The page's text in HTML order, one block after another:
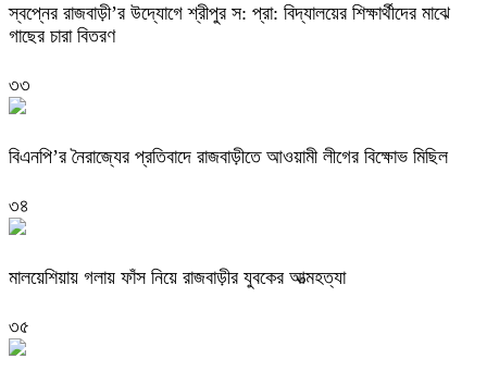
স্বপ্নের রাজবাড়ী’র উদ্যোগে শ্রীপুর স: প্রা: বিদ্যালয়ের শিক্ষার্থীদের মাঝে
গাছের চারা বিতরণ
৩৩
বিএনপি’র নৈরাজ্যের প্রতিবাদে রাজবাড়ীতে আওয়ামী লীগের বিক্ষোভ মিছিল
৩৪
মালয়েশিয়ায় গলায় ফাঁস নিয়ে রাজবাড়ীর যুবকের আত্মহত্যা
৩৫